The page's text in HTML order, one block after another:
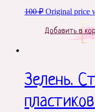
100₽ Original price
Добавить в
Зелень.